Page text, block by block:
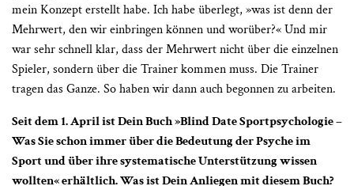
mein Konzept erstellt habe. Ich habe überlegt, »was ist denn der
Mehrwert, den wir einbringen können und worüber?« Und mir
war sehr schnell klar, dass der Mehrwert nicht über die einzelnen
Spieler, sondern über die Trainer kommen muss. Die Trainer
tragen das Ganze. So haben wir dann auch begonnen zu arbeiten.
Seit dem 1. April ist Dein Buch»Blind Date Sportpsychologie –
Was Sie schon immer über die Bedeutung der Psyche im
Sport und über ihre systematische Unterstützung wissen
wollten«erhältlich. Was ist Dein Anliegen mit diesem Buch?